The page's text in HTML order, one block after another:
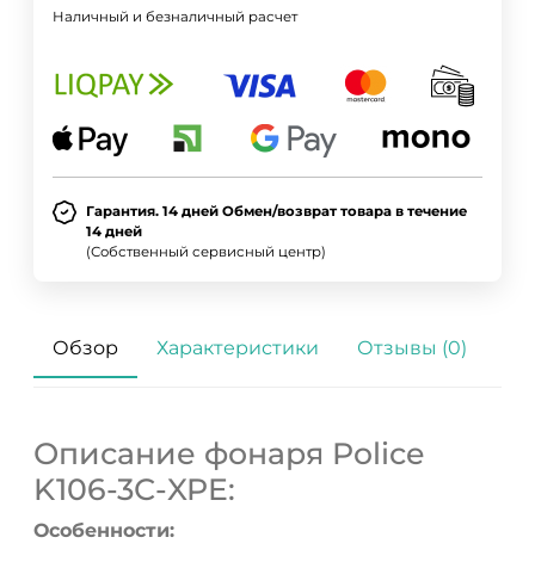
Наличный и безналичный расчет
Гарантия. 14 дней Обмен/возврат товара в течение
14 дней
(Собственный сервисный центр)
Обзор Характеристики Отзывы (0)
Описание фонаря Police
K106-3С-XPE:
Особенности:
ДА